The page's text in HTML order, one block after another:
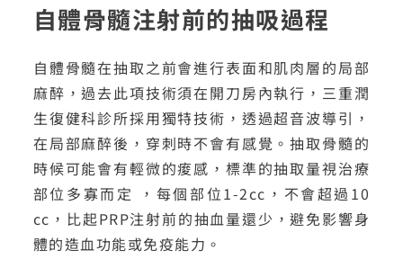
自體骨髓注射前的抽吸過程
自體骨髓在抽取之前會進行表面和肌肉層的局部
麻醉，過去此項技術須在開刀房內執行，三重潤
生復健科診所採用獨特技術，透過超音波導引，
在局部麻醉後，穿刺時不會有感覺。抽取骨髓的
時候可能會有輕微的痠感，標準的抽取量視治療
部位多寡而定 ，每個部位1-2cc，不會超過10
cc，比起PRP注射前的抽血量還少，避免影響身
體的造血功能或免疫能力。